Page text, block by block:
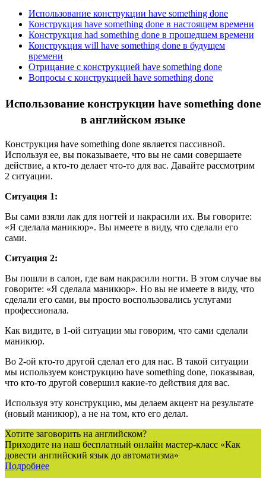
Использование конструкции have something done
Конструкция have something done в настоящем времени
Конструкция had something done в прошедшем времени
Конструкция will have something done в будущем
времени
Отрицание с конструкцией have something done
Вопросы с конструкцией have something done
Использование конструкции have something done
в английском языке
Конструкция have something done является пассивной.
Используя ее, вы показываете, что вы не сами совершаете
действие, а кто-то делает что-то для вас. Давайте рассмотрим
2 ситуации.
Ситуация 1:
Вы сами взяли лак для ногтей и накрасили их. Вы говорите:
«Я сделала маникюр». Вы имеете в виду, что сделали его
сами.
Ситуация 2:
Вы пошли в салон, где вам накрасили ногти. В этом случае вы
говорите: «Я сделала маникюр». Но вы не имеете в виду, что
сделали его сами, вы просто воспользовались услугами
профессионала.
Как видите, в 1-ой ситуации мы говорим, что сами сделали
маникюр.
Во 2-ой кто-то другой сделал его для нас. В такой ситуации
мы используем конструкцию have something done, показывая,
что кто-то другой совершил какие-то действия для вас.
Используя эту конструкцию, мы делаем акцент на результате
(новый маникюр), а не на том, кто его делал.
Хотите заговорить на английском?
Приходите на наш бесплатный онлайн мастер-класс «Как
довести английский язык до автоматизма»
Подробнее